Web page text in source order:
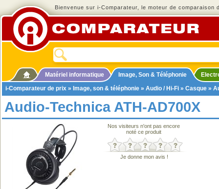
Bienvenue sur i-Comparateur, le moteur de comparaison
Matériel informatique Image, Son & Téléphonie
i-Comparateur de prix » Image, son & téléphonie » Audio / Hi-Fi » Casque »
Audio-Technica ATH-AD700X
Nos visiteurs n'ont pas encore
noté ce produit
Je donne mon avis !